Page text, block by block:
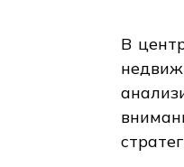
В